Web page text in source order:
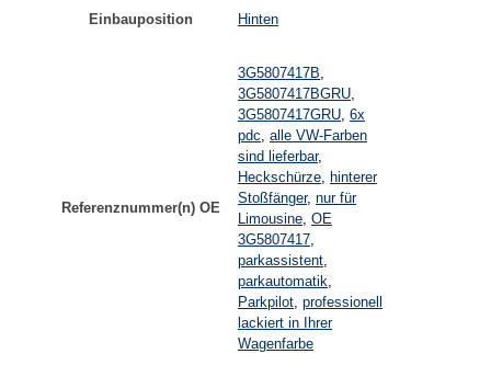
Einbauposition Hinten
Referenznummer(n) OE
3G5807417B,
3G5807417BGRU,
3G5807417GRU, 6x
pdc, alle VW-Farben
sind lieferbar,
Heckschürze, hinterer
Stoßfänger, nur für
Limousine, OE
3G5807417,
parkassistent,
parkautomatik,
Parkpilot, professionell
lackiert in Ihrer
Wagenfarbe